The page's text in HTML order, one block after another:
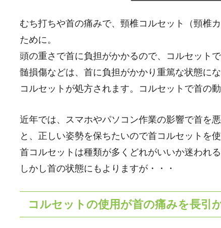
むち打ちや首の痛みで、頸椎コルセット（頸椎
ために。
頭の重さで首に負担がかかるので、コルセット
髄損傷などは、首に負担がかかり重篤な状態に
コルセットが処方されます。コルセットで首の
近年では、スマホやパソコン作業の影響で首を
と、正しい姿勢を保ちたいので首コルセットを使
首コルセットは種類が多くどれがいいか迷われる
しかし首の状態にもよりますが・・・
コルセットの使用が首の痛みを長引